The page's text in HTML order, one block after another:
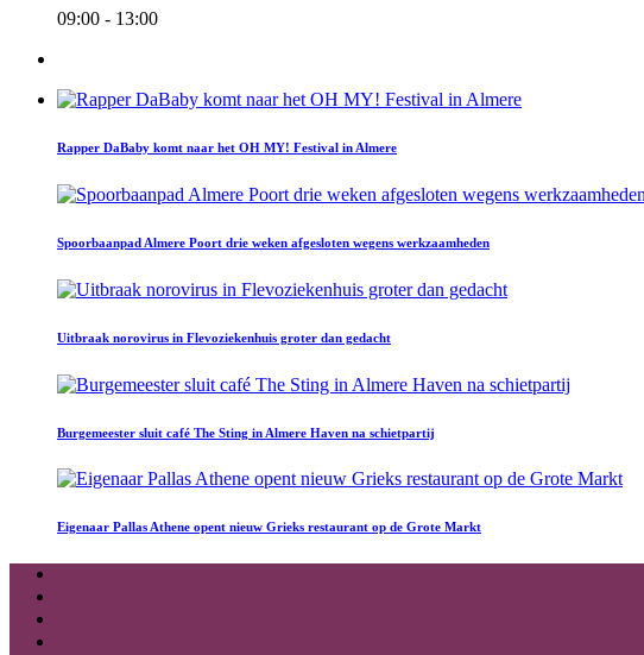
09:00 - 13:00
Rapper DaBaby komt naar het OH MY! Festival in Almere
Spoorbaanpad Almere Poort drie weken afgesloten wegens werkzaamheden
Uitbraak norovirus in Flevoziekenhuis groter dan gedacht
Burgemeester sluit café The Sting in Almere Haven na schietpartij
Eigenaar Pallas Athene opent nieuw Grieks restaurant op de Grote Markt